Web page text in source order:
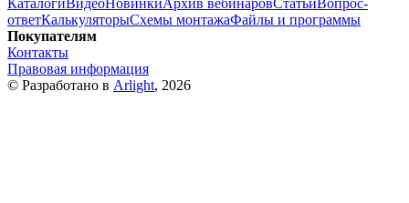
КаталогиВидеоНовинкиАрхив вебинаровСтатьиВопрос-
ответКалькуляторыСхемы монтажаФайлы и программы
Покупателям
Контакты
Правовая информация
© Разработано в Arlight, 2026